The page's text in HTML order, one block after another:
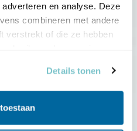
en analyse. Deze
combineren met andere
verstrekt of die ze hebben
Details tonen